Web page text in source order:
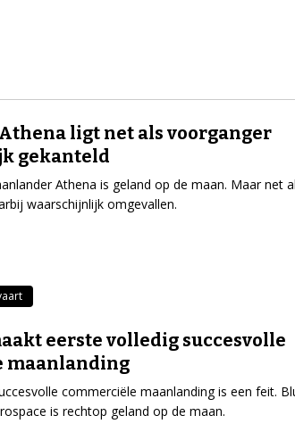
ligt net als voorganger
gekanteld
Athena is geland op de maan. Maar net
waarschijnlijk omgevallen.
eerste volledig succesvolle
maanlanding
commerciële maanlanding is een feit.
is rechtop geland op de maan.